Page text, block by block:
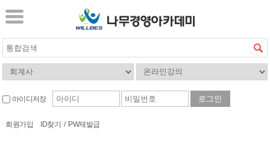
아이디저장
회원가입 ID찾기 / PW재발급